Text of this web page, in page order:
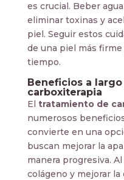
es crucial. Beber
eliminar toxinas y
piel. Seguir estos
de una piel más
tiempo.
Beneficios a
carboxiterapia
El tratamiento de
numerosos
convierte en una
buscan mejorar la
manera progresiva.
colágeno y mejorar